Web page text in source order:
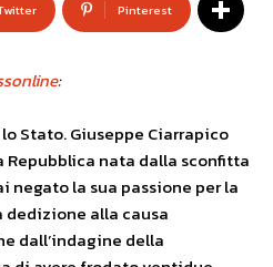
Pinterest
:
Stato. Giuseppe Ciarrapico
nata dalla sconfitta
negato la sua passione per la
dedizione alla causa
dall’indagine della